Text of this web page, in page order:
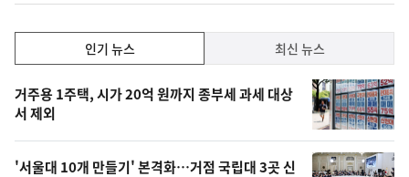
하
락
기,
최
신,
오
인기 뉴스 최신 뉴스
기
뉴
스
거주용 1주택, 시가 20억 원까지 종부세 과세 대상
서 제외
'서울대 10개 만들기' 본격화…거점 국립대 3곳 신